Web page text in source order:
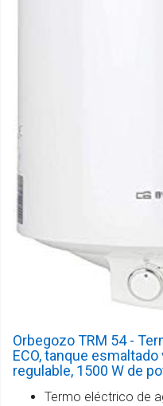
Orbegozo TRM 54 -
ECO, tanque
regulable, 1500 W de
Termo eléctrico de